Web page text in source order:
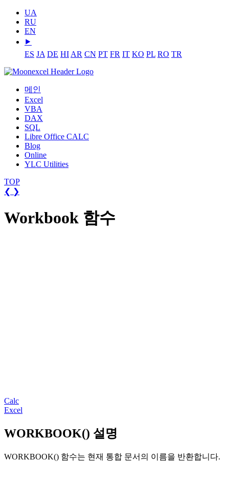
UA
RU
EN
⯈
ES JA DE HI AR CN PT FR IT KO PL RO TR
메인
Excel
VBA
DAX
SQL
Libre Office CALC
Blog
Online
YLC Utilities
TOP
❮ ❯
Workbook 함수
Calc
Excel
WORKBOOK() 설명
WORKBOOK() 함수는 현재 통합 문서의 이름을 반환합니다.